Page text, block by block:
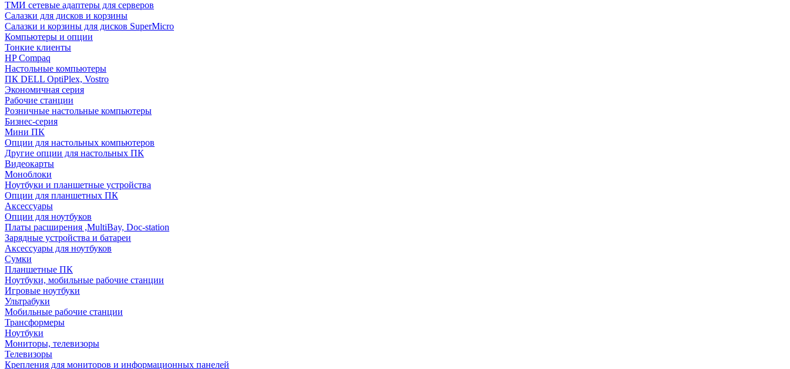
ТМИ сетевые адаптеры для серверов
Салазки для дисков и корзины
Салазки и корзины для дисков SuperMicro
Компьютеры и опции
Тонкие клиенты
HP Compaq
Настольные компьютеры
ПК DELL OptiPlex, Vostro
Экономичная серия
Рабочие станции
Розничные настольные компьютеры
Бизнес-серия
Мини ПК
Опции для настольных компьютеров
Другие опции для настольных ПК
Видеокарты
Моноблоки
Ноутбуки и планшетные устройства
Опции для планшетных ПК
Аксессуары
Опции для ноутбуков
Платы расширения ,MultiBay, Doc-station
Зарядные устройства и батареи
Аксессуары для ноутбуков
Сумки
Планшетные ПК
Ноутбуки, мобильные рабочие станции
Игровые ноутбуки
Ультрабуки
Мобильные рабочие станции
Трансформеры
Ноутбуки
Мониторы, телевизоры
Телевизоры
Крепления для мониторов и информационных панелей